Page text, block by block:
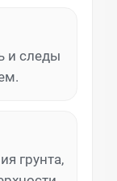
и следы
грунта,